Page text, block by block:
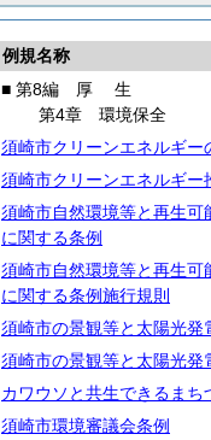
例規名称
■ 第8編 厚 生
第4章 環境保全
須崎市クリーンエネルギー
須崎市クリーンエネルギー
須崎市自然環境等と再生可
に関する条例
須崎市自然環境等と再生可
に関する条例施行規則
須崎市の景観等と太陽光発
須崎市の景観等と太陽光発
カワウソと共生できるまち
須崎市環境審議会条例